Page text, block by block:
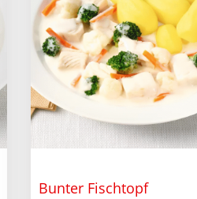
Bunter Fischtopf